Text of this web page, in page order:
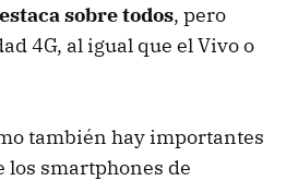
sobre todos, pero
4G, al igual que el Vivo o
también hay importantes
los smartphones de